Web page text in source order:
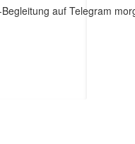
auf Telegram